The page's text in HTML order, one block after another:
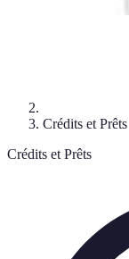
Crédits et Prêts
Crédits et Prêts